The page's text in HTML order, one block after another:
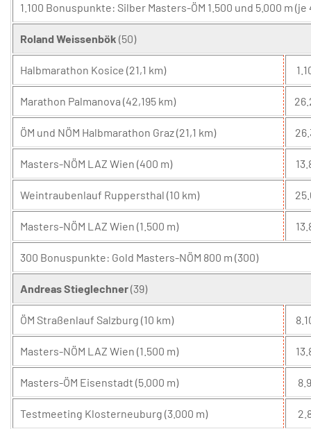
1.100 Bonuspunkte: Silber Masters-ÖM 1.500 und 5.000 m (je
Roland Weissenbök (50)
Halbmarathon Kosice (21,1 km)
Marathon Palmanova (42,195 km)
ÖM und NÖM Halbmarathon Graz (21,1 km)
Masters-NÖM LAZ Wien (400 m)
Weintraubenlauf Ruppersthal (10 km)
Masters-NÖM LAZ Wien (1.500 m)
300 Bonuspunkte: Gold Masters-NÖM 800 m (300)
Andreas Stieglechner(39)
ÖM Straßenlauf Salzburg (10 km)
Masters-NÖM LAZ Wien (1.500 m)
Masters-ÖM Eisenstadt (5.000 m)
Testmeeting Klosterneuburg (3.000 m)